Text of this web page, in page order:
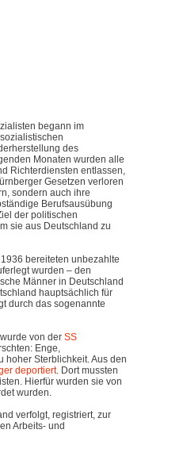
begann im
des
Monaten wurden alle
Richterdiensten entlassen,
Gesetzen verloren
sondern auch ihre
Berufsausübung
der politischen
sie aus Deutschland zu
bereiteten unbezahlte
wurden – den
Männer in Deutschland
hauptsächlich für
durch das sogenannte
von der SS
Enge,
hoher Sterblichkeit. Aus den
deportiert. Dort mussten
Hierfür wurden sie von
wurden.
verfolgt, registriert, zur
Arbeits- und